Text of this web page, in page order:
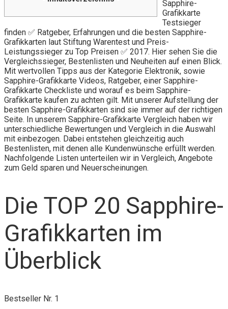
Sapphire-
Grafikkarte
Testsieger
finden ✅ Ratgeber, Erfahrungen und die besten Sapphire-
Grafikkarten laut Stiftung Warentest und Preis-
Leistungssieger zu Top Preisen ✅ 2017. Hier sehen Sie die
Vergleichssieger, Bestenlisten und Neuheiten auf einen Blick.
Mit wertvollen Tipps aus der Kategorie Elektronik, sowie
Sapphire-Grafikkarte Videos, Ratgeber, einer Sapphire-
Grafikkarte Checkliste und worauf es beim Sapphire-
Grafikkarte kaufen zu achten gilt. Mit unserer Aufstellung der
besten Sapphire-Grafikkarten sind sie immer auf der richtigen
Seite. In unserem Sapphire-Grafikkarte Vergleich haben wir
unterschiedliche Bewertungen und Vergleich in die Auswahl
mit einbezogen. Dabei entstehen gleichzeitig auch
Bestenlisten, mit denen alle Kundenwünsche erfüllt werden.
Nachfolgende Listen unterteilen wir in Vergleich, Angebote
zum Geld sparen und Neuerscheinungen.
Die TOP 20 Sapphire-
Grafikkarten im
Überblick
Bestseller Nr. 1